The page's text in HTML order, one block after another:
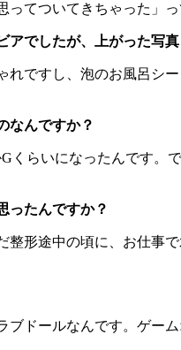
てついてきちゃった」
したが、上がった写真
ですし、泡のお風呂シ
んですか？
らいになったんです。
たんですか？
形途中の頃に、お仕事
ドールなんです。ゲー